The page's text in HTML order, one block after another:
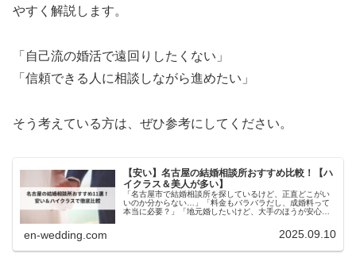
やすく解説します。
「自己流の婚活で遠回りしたくない」
「信頼できる人に相談しながら進めたい」
そう考えている方は、ぜひ参考にしてください。
【安い】名古屋の結婚相談所おすすめ比較！【ハ
イクラス＆美人が多い】
「名古屋市で結婚相談所を探しているけど、正直どこがい
いのか分からない…」「料金もバラバラだし、成婚料って
本当に必要？」「地元婚したいけど、大手のほうが安心な
en-wedding.com 2025.09.10